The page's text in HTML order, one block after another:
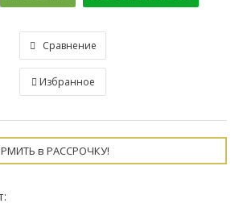
Сравнение
Избранное
в РАССРОЧКУ!